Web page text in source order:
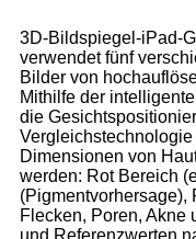
3D-Bildspiegel-iPad-
verwendet fünf
Bilder von
Mithilfe der
die
Dimensionen von
werden: Rot Bereich
(Pigmentvorhersage),
Flecken, Poren, Akne
und Referenzwerten